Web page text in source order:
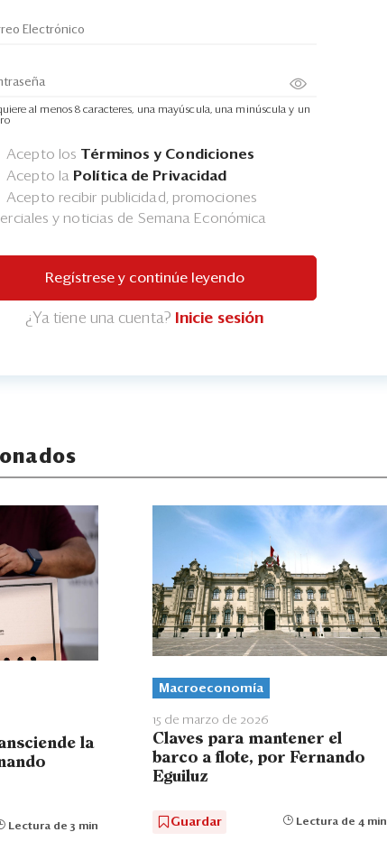
al menos 8 caracteres, una mayúscula, una minúscula y un
Acepto los Términos y Condiciones
Acepto la Política de Privacidad
Acepto recibir publicidad, promociones
y noticias de Semana Económica
Regístrese y continúe leyendo
¿Ya tiene una cuenta? Inicie sesión
la
Lectura de 3 min
Macroeconomía
15 de marzo de 2026
Claves para mantener el
barco a flote, por Fernando
Eguiluz
Guardar Lectura de 4 min